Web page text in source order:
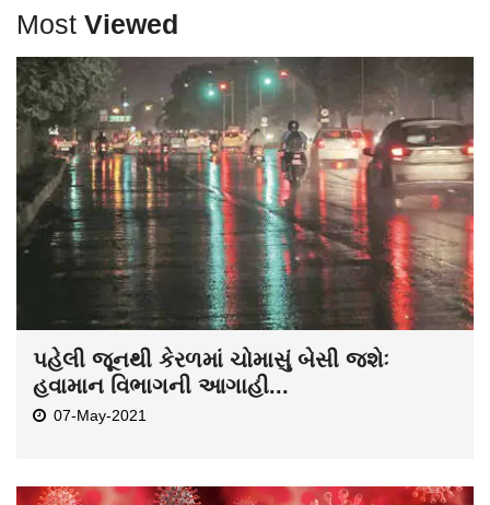
Most Viewed
પહેલી જૂનથી કેરળમાં ચોમાસું બેસી જશેઃ
હવામાન વિભાગની આગાહી...
07-May-2021